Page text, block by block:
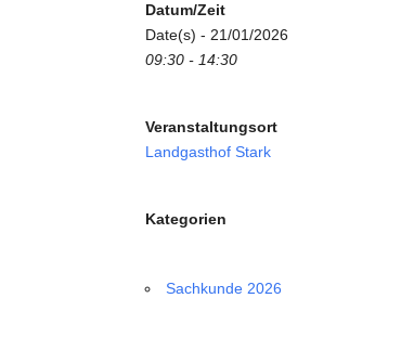
Datum/Zeit
Date(s) - 21/01/2026
09:30 - 14:30
Veranstaltungsort
Landgasthof Stark
Kategorien
Sachkunde 2026